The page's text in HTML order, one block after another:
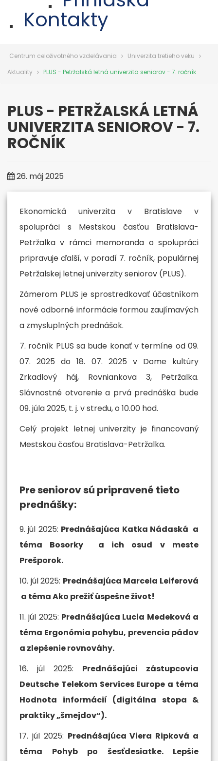
Kontakty
Centrum celoživotného vzdelávania
Univerzita tretieho veku
Aktuality
PLUS - Petržalská letná univerzita seniorov - 7. ročník
PLUS - PETRŽALSKÁ LETNÁ
UNIVERZITA SENIOROV - 7.
ROČNÍK
26. máj 2025
Ekonomická univerzita v Bratislave v
spolupráci s Mestskou časťou Bratislava-
Petržalka v rámci memoranda o spolupráci
pripravuje ďalší, v poradí 7. ročník, populárnej
Petržalskej letnej univerzity seniorov (PLUS).
Zámerom PLUS je sprostredkovať účastníkom
nové odborné informácie formou zaujímavých
a zmysluplných prednášok.
7. ročník PLUS sa bude konať v termíne od 09.
07. 2025 do 18. 07. 2025 v Dome kultúry
Zrkadlový háj, Rovniankova 3, Petržalka.
Slávnostné otvorenie a prvá prednáška bude
09. júla 2025, t. j. v stredu, o 10.00 hod.
Celý projekt letnej univerzity je financovaný
Mestskou časťou Bratislava-Petržalka.
Pre seniorov sú pripravené tieto
prednášky:
9. júl 2025: Prednášajúca Katka Nádaská a
téma Bosorky a ich osud v meste
Prešporok.
10. júl 2025: Prednášajúca Marcela Leiferová
a téma Ako prežiť úspešne život!
11. júl 2025: Prednášajúca Lucia Medeková a
téma Ergonómia pohybu, prevencia pádov
a zlepšenie rovnováhy.
16. júl 2025: Prednášajúci zástupcovia
Deutsche Telekom Services Europe a téma
Hodnota informácií (digitálna stopa &
praktiky „šmejdov“).
17. júl 2025: Prednášajúca Viera Ripková a
téma Pohyb po šesťdesiatke. Lepšie